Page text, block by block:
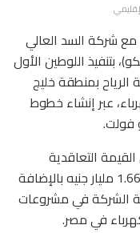
شركة السد العالي
بتنفيذ اللوطين الأول
بمنطقة خليج
عبر إنشاء خطوط
التعاقدية
للوطين يتجاوز 3 مليارات جنيه، تشمل نحو 1.66 مليار جنيه بالإضافة
الشركة في مشروعات
في مصر.